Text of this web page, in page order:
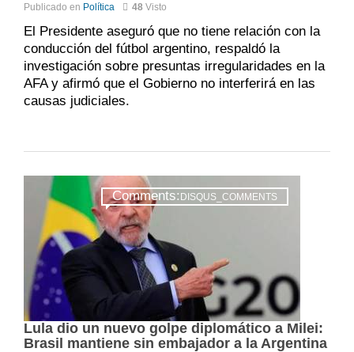
Publicado en Política 48 Visto
El Presidente aseguró que no tiene relación con la
conducción del fútbol argentino, respaldó la
investigación sobre presuntas irregularidades en la
AFA y afirmó que el Gobierno no interferirá en las
causas judiciales.
Comments: DISQUS_COMMENTS
Lula dio un nuevo golpe diplomático a Milei:
Brasil mantiene sin embajador a la Argentina